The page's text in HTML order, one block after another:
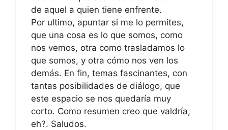
de aquel a quien tiene enfrente.
Por ultimo, apuntar si me lo permites,
que una cosa es lo que somos, como
nos vemos, otra como trasladamos lo
que somos, y otra cómo nos ven los
demás. En fin, temas fascinantes, con
tantas posibilidades de diálogo, que
este espacio se nos quedaría muy
corto. Como resumen creo que valdría,
eh?. Saludos.